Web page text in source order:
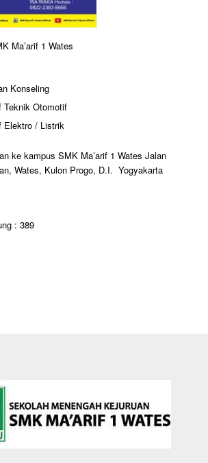
Ma’arif 1 Wates
Konseling
Teknik Otomotif
Elektro / Listrik
ke kampus SMK Ma’arif 1 Wates Jalan
Wates, Kulon Progo, D.I. Yogyakarta
: 389